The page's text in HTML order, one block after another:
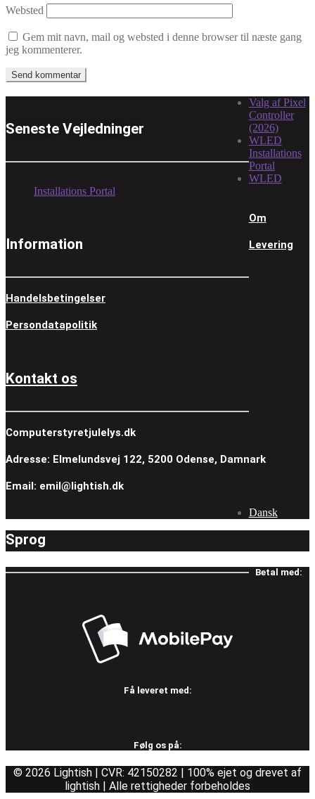
Websted
Gem mit navn, mail og websted i denne browser til næste gang
jeg kommenterer.
Seneste Vejledninger
Valg af Pixel
Controller
(2026)
WLED
Installations
Portal
WLED
Installations Portal
Information
Om
Levering
Handelsbetingelser
Persondatapolitik
Kontakt os
Computerstyretjulelys.dk
Adresse: Elmelundsvej 122, 5200 Odense, Damnark
Email: emil@lightish.dk
Sprog
Dansk
Betal med:
Få leveret med:
Følg os på:
© 2026 Lightish | CVR: 42150282 | 100% ejet og drevet af
lightish | Alle rettigheder forbeholdes